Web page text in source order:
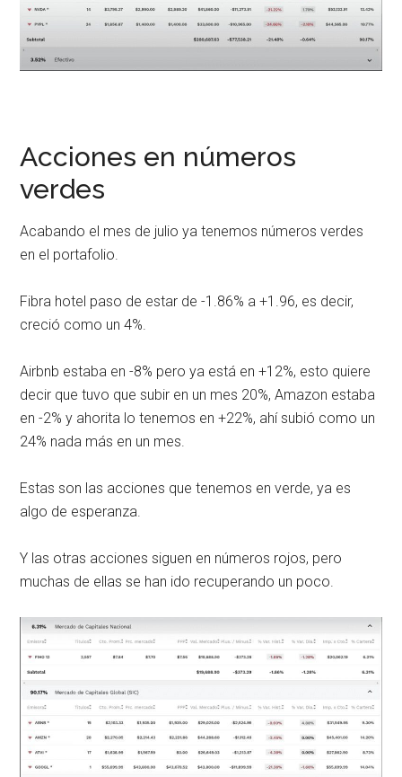
Acciones en números
verdes
Acabando el mes de julio ya tenemos números verdes
en el portafolio.
Fibra hotel paso de estar de -1.86% a +1.96, es decir,
creció como un 4%.
Airbnb estaba en -8% pero ya está en +12%, esto quiere
decir que tuvo que subir en un mes 20%, Amazon estaba
en -2% y ahorita lo tenemos en +22%, ahí subió como un
24% nada más en un mes.
Estas son las acciones que tenemos en verde, ya es
algo de esperanza.
Y las otras acciones siguen en números rojos, pero
muchas de ellas se han ido recuperando un poco.